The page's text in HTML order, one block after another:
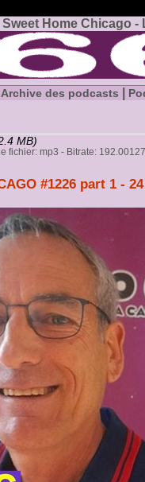
Sweet Home Chicago
Archive des podcasts
MB)
fichier: mp3 - Bitrate:
#1226 part 1 -